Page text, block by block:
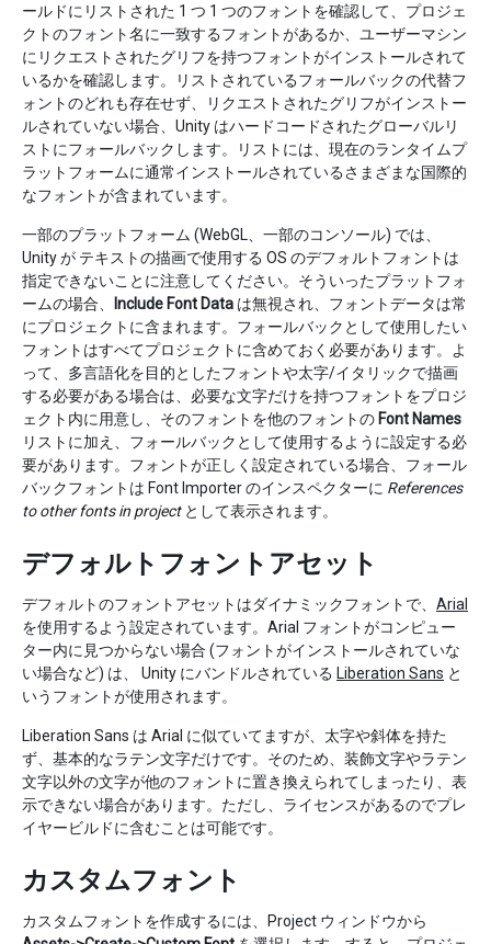
ールドにリストされた 1 つ 1 つのフォントを確認して、プロジェ
クトのフォント名に一致するフォントがあるか、ユーザーマシン
にリクエストされたグリフを持つフォントがインストールされて
いるかを確認します。リストされているフォールバックの代替フ
ォントのどれも存在せず、リクエストされたグリフがインストー
ルされていない場合、Unity はハードコードされたグローバルリ
ストにフォールバックします。リストには、現在のランタイムプ
ラットフォームに通常インストールされているさまざまな国際的
なフォントが含まれています。
一部のプラットフォーム (WebGL、一部のコンソール) では、
Unity が テキストの描画で使用する OS のデフォルトフォントは
指定できないことに注意してください。そういったプラットフォ
ームの場合、
Include Font Data は無視され、フォントデータは常
にプロジェクトに含まれます。フォールバックとして使用したい
フォントはすべてプロジェクトに含めておく必要があります。よ
って、多言語化を目的としたフォントや太字/イタリックで描画
する必要がある場合は、必要な文字だけを持つフォントをプロジ
ェクト内に用意し、そのフォントを他のフォントの Font Names
リストに加え、フォールバックとして使用するように設定する必
要があります。フォントが正しく設定されている場合、フォール
バックフォントは Font Importer のインスペクターに References
to other fonts in projectとして表示されます。
デフォルトフォントアセット
デフォルトのフォントアセットはダイナミックフォントで、 Arial
を使用するよう設定されています。Arial フォントがコンピュー
ター内に見つからない場合 (フォントがインストールされていな
い場合など) は、 Unity にバンドルされている Liberation Sans と
いうフォントが使用されます。
Liberation Sans は Arial に似ていてますが、太字や斜体を持た
ず、基本的なラテン文字だけです。そのため、装飾文字やラテン
文字以外の文字が他のフォントに置き換えられてしまったり、表
示できない場合があります。ただし、ライセンスがあるのでプレ
イヤービルドに含むことは可能です。
カスタムフォント
カスタムフォントを作成するには、Project ウィンドウから